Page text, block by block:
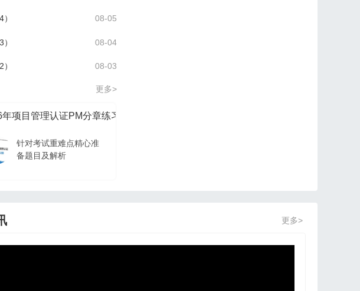
08-05
08-04
08-03
更多>
年项目管理认证PM分章练习册
针对考试重难点精心准
备题目及解析
更多>